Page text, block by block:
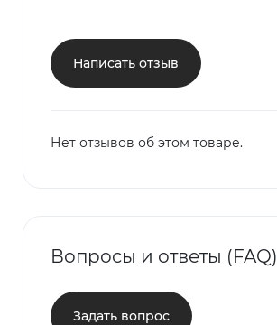
Написать отзыв
Нет отзывов об этом товаре.
Вопросы и ответы (FAQ)
Задать вопрос